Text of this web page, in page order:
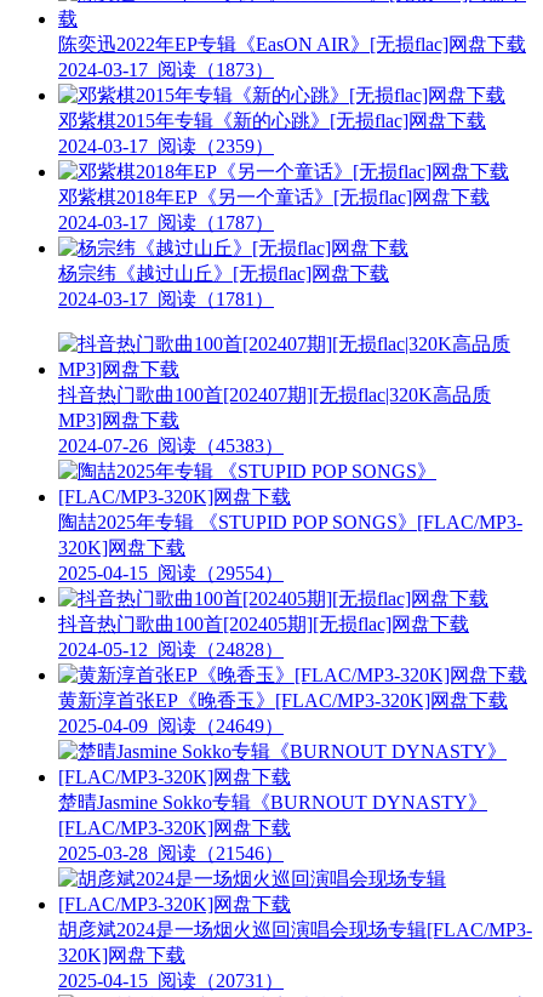
陈奕迅2022年EP专辑《EasON AIR》[无损flac]网盘下载
2024-03-17 阅读（1873）
邓紫棋2015年专辑《新的心跳》[无损flac]网盘下载
2024-03-17 阅读（2359）
邓紫棋2018年EP《另一个童话》[无损flac]网盘下载
2024-03-17 阅读（1787）
杨宗纬《越过山丘》[无损flac]网盘下载
2024-03-17 阅读（1781）
抖音热门歌曲100首[202407期][无损flac|320K高品质
MP3]网盘下载
2024-07-26 阅读（45383）
陶喆2025年专辑 《STUPID POP SONGS》[FLAC/MP3-
320K]网盘下载
2025-04-15 阅读（29554）
抖音热门歌曲100首[202405期][无损flac]网盘下载
2024-05-12 阅读（24828）
黄新淳首张EP《晚香玉》[FLAC/MP3-320K]网盘下载
2025-04-09 阅读（24649）
楚晴Jasmine Sokko专辑《BURNOUT DYNASTY》
[FLAC/MP3-320K]网盘下载
2025-03-28 阅读（21546）
胡彦斌2024是一场烟火巡回演唱会现场专辑[FLAC/MP3-
320K]网盘下载
2025-04-15 阅读（20731）